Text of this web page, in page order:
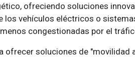
ofreciendo soluciones
los vehículos eléctricos o
congestionadas por el
ofrecer soluciones de "movilidad